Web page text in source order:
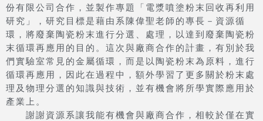
份有限公司合作，並製作專題「電漿噴塗粉末回收再利用
研究」，研究目標是藉由系陳偉聖老師的專長－資源循
環，將廢棄陶瓷粉末進行分選、處理，以達到廢棄陶瓷粉
末循環再應用的目的。這次與廠商合作的計畫，有別於我
們實驗室常見的金屬循環，而是以陶瓷粉末為原料，進行
循環再應用，因此在過程中，額外學習了更多關於粉末處
理及物理分選的知識與技術，並有機會將所學實際應用於
產業上。
謝謝資源系讓我能有機會與廠商合作，相較於僅在實